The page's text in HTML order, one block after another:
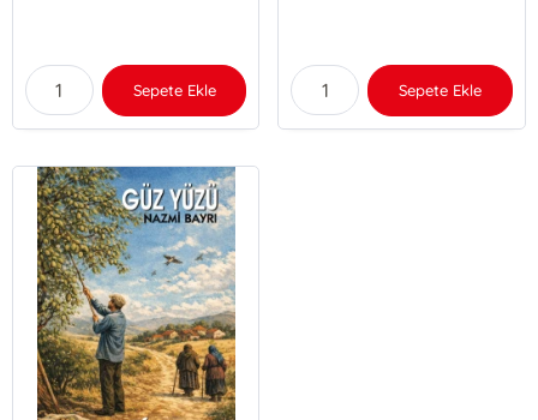
Sepete Ekle Sepete Ekle